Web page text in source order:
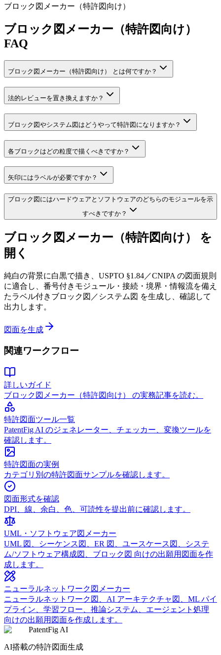
ブロック図メーカー（特許図向け）
ブロック図メーカー（特許図向け）
FAQ
ブロック図メーカー（特許図向け） とは何ですか？
法的レビューを置き換えますか？
ブロック図やシステム図はどうやって特許図になりますか？
各ブロックはどの粒度で描くべきですか？
矢印にはラベルが必要ですか？
ブロック図にはハードウェアとソフトウェアのどちらのモジュールを示
すべきですか？
ブロック図メーカー（特許図向け） を
開く
純白の背景に白黒で描き、USPTO §1.84／CNIPA の図面規則
に適合し、番号付きモジュール・接続・境界・情報流を備え
たラベル付きブロック図／システム図 を生成し、確認して
出力します。
図面を生成
関連ワークフロー
詳しいガイド
ブロック図メーカー（特許図向け） の実務記事を読む。
特許図面ツール一覧
PatentFig AI のジェネレーター、チェッカー、変換ツールを
確認します。
特許図面の実例
カテゴリ別の特許図面サンプルを確認します。
図面形式を確認
DPI、線、余白、色、可読性を提出前に確認します。
UML・ソフトウェア図メーカー
UML 図、シーケンス図、ER 図、ユースケース図、システ
ム/ソフトウェア構成図、ブロック図 向けの出願用図面を作
成します。
ニューラルネットワーク図メーカー
ニューラルネットワーク図、AI アーキテクチャ図、ML パイ
プライン、学習フロー、推論システム、エージェント処理
向けの出願用図面を作成します。
PatentFig AI
AI搭載の特許図面生成